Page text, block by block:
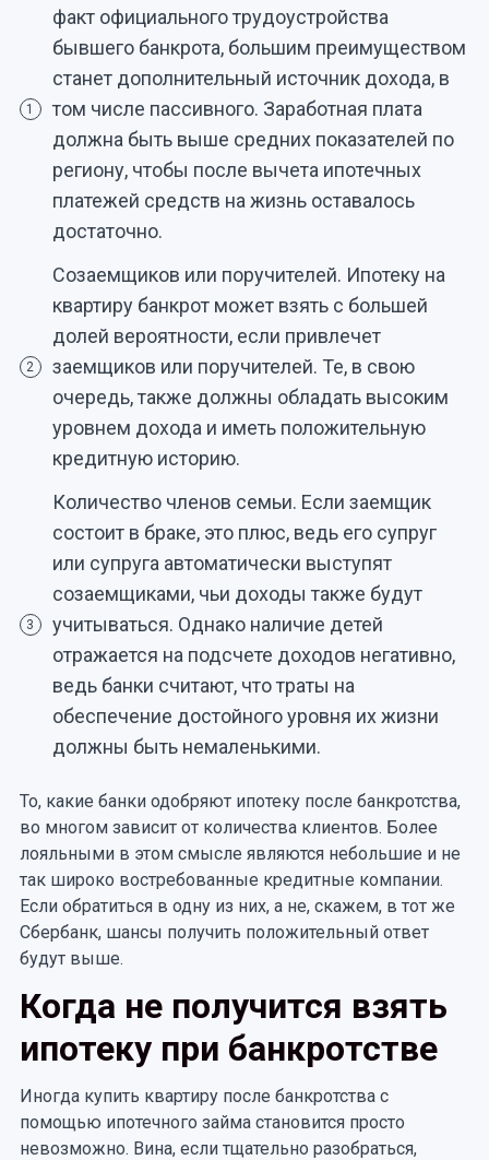
1
факт официального трудоустройства
бывшего банкрота, большим преимуществом
станет дополнительный источник дохода, в
том числе пассивного. Заработная плата
должна быть выше средних показателей по
региону, чтобы после вычета ипотечных
платежей средств на жизнь оставалось
достаточно.
2
Созаемщиков или поручителей. Ипотеку на
квартиру банкрот может взять с большей
долей вероятности, если привлечет
заемщиков или поручителей. Те, в свою
очередь, также должны обладать высоким
уровнем дохода и иметь положительную
кредитную историю.
3
Количество членов семьи. Если заемщик
состоит в браке, это плюс, ведь его супруг
или супруга автоматически выступят
созаемщиками, чьи доходы также будут
учитываться. Однако наличие детей
отражается на подсчете доходов негативно,
ведь банки считают, что траты на
обеспечение достойного уровня их жизни
должны быть немаленькими.
То, какие банки одобряют ипотеку после банкротства,
во многом зависит от количества клиентов. Более
лояльными в этом смысле являются небольшие и не
так широко востребованные кредитные компании.
Если обратиться в одну из них, а не, скажем, в тот же
Сбербанк, шансы получить положительный ответ
будут выше.
Когда не получится взять
ипотеку при банкротстве
Иногда купить квартиру после банкротства с
помощью ипотечного займа становится просто
невозможно. Вина, если тщательно разобраться,